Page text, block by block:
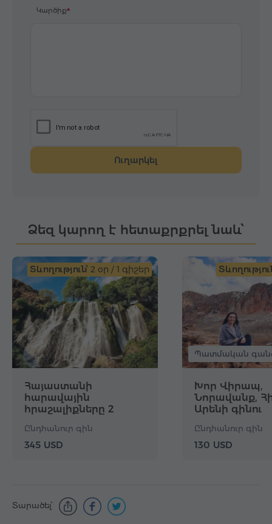
Կարծիք
Ուղարկել
Ձեզ կարող է հետաքրքրել նաև՝
Տևողություն՝ 2 օր / 1 գիշեր
Հայաստանի
հարավային
հրաշալիքները 2
Ընդհանուր գին
345 USD
Պատմական
Խոր Վիրապ,
Նորավանք,
Արենի գինու
Թռչունների
քարանձավ
Ընդհանուր գին
130 USD
Տարածել՝